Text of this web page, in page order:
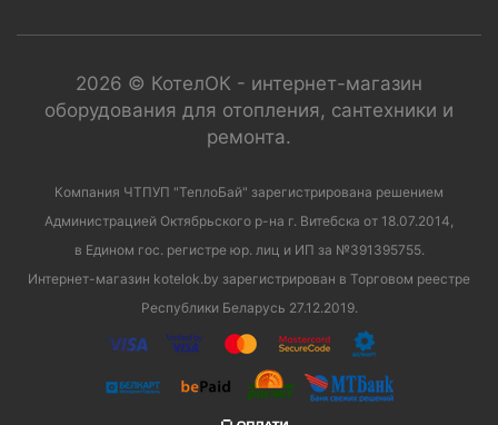
2026 © КотелОК - интернет-магазин
оборудования для отопления, сантехники и
ремонта.
Компания ЧТПУП "ТеплоБай" зарегистрирована решением
Администрацией Октябрьского р-на г. Витебска от 18.07.2014,
в Едином гос. регистре юр. лиц и ИП за №391395755.
Интернет-магазин kotelok.by зарегистрирован в Торговом реестре
Республики Беларусь 27.12.2019.